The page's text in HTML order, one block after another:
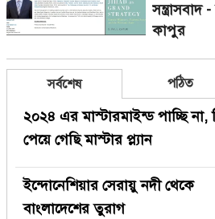
কাপুর
সর্বশেষ পঠিত
২০২৪ এর মাস্টারমাইন্ড পাচ্ছি না,
পেয়ে গেছি মাস্টার প্ল্যান
ইন্দোনেশিয়ার সেরায়ু নদী থেকে
বাংলাদেশের তুরাগ